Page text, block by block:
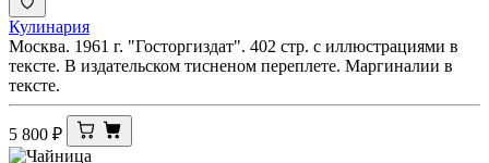
Кулинария
Москва. 1961 г. "Госторгиздат". 402 стр. с иллюстрациями в
тексте. В издательском тисненом переплете. Маргиналии в
тексте.
5 800 ₽